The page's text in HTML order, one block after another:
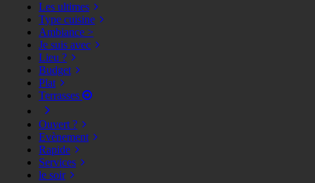
Les ultimes
Type cuisine
Ambiance >
Je suis avec
Lieu ?
Budget
Plat
Terrasses
Ouvert ?
Evènement
Rapide
Services
le soir